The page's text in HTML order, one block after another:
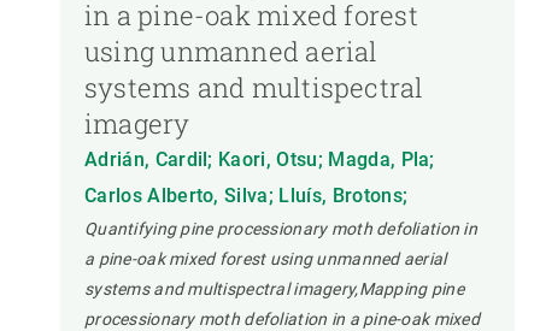
in a pine-oak mixed forest
using unmanned aerial
systems and multispectral
imagery
Adrián, Cardil; Kaori, Otsu; Magda, Pla;
Carlos Alberto, Silva; Lluís, Brotons;
Quantifying pine processionary moth defoliation in
a pine-oak mixed forest using unmanned aerial
systems and multispectral imagery,Mapping pine
processionary moth defoliation in a pine-oak mixed